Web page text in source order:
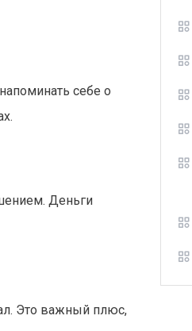
себе о
Деньги
Это важный плюс,